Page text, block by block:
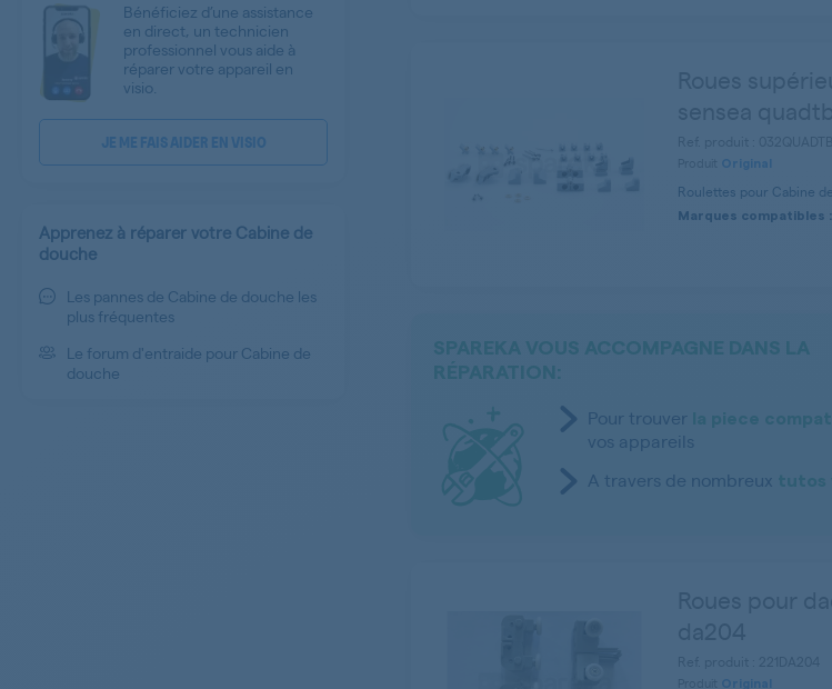
Bénéficiez d’une assistance
en direct, un technicien
professionnel vous aide à
réparer votre appareil en
visio.
JE ME FAIS AIDER EN VISIO
Apprenez à réparer votre Cabine de
douche
Les pannes de Cabine de douche les
plus fréquentes
Le forum d'entraide pour Cabine de
douche
Original
Roulettes pour Cabine
Marques compatibles :
Pour trouver
vos appareils
A travers de nombreux
Original